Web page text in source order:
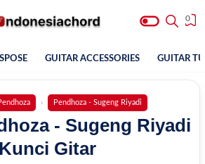
0
GUITAR ACCESSORIES GUITAR
Pendhoza - Sugeng Riyadi
- Sugeng Riyadi
Kunci Gitar